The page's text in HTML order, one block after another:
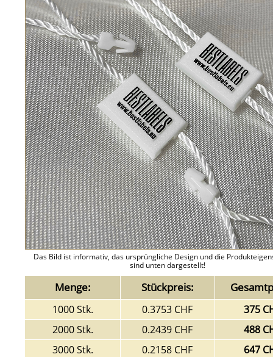
Das Bild ist informativ, das ursprüngliche Design und die
sind unten dargestellt!
Menge: Stückpreis:
1000 Stk. 0.3753 CHF
375
2000 Stk.
0.2439 CHF
488
3000 Stk.
0.2158 CHF
647